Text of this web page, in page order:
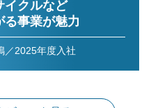
イクルなど
る事業が魅力
／2025年度入社